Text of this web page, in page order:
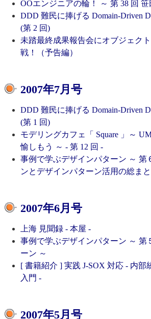
OOエンジニアの輪！ ～ 第 38 回
DDD 難民に捧げる Domain-Driven
(第 2 回)
未踏最終成果報告会にオブジェク
戦！（予告編）
2007年7月号
DDD 難民に捧げる Domain-Driven
(第 1 回)
モデリングカフェ「 Square 」～
愉しもう ～ - 第 12 回 -
事例で学ぶデザインパターン ～ 第
ンとデザインパターン活用の総ま
2007年6月号
上海 見聞録 - 本屋 -
事例で学ぶデザインパターン ～ 第
ーン ～
[ 書籍紹介 ] 実践 J-SOX 対応 - 内部
入門 -
2007年5月号